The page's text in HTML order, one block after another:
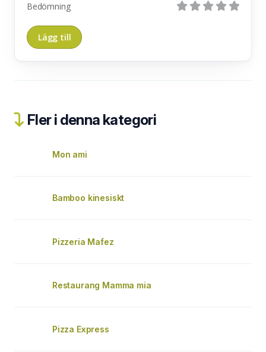
Bedömning
Fler i denna kategori
Mon ami
Bamboo kinesiskt
Pizzeria Mafez
Restaurang Mamma mia
Pizza Express